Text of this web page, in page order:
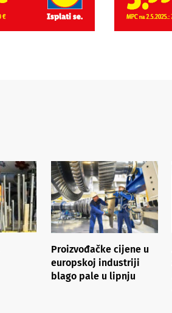
Proizvođačke cijene u
europskoj industriji
blago pale u lipnju